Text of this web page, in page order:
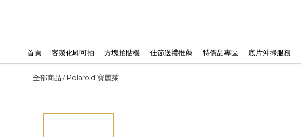
首頁 客製化即可拍 方塊拍貼機 佳節送禮推薦 特價品專區 底片沖掃服務
全部商品 / Polaroid 寶麗萊